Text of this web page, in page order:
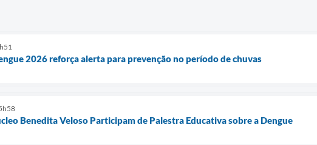
2026 reforça alerta para prevenção no período de chuvas
Benedita Veloso Participam de Palestra Educativa sobre a Dengue